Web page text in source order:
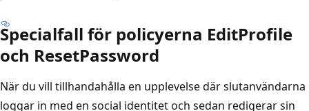
Specialfall för policyerna EditProfile
och ResetPassword
När du vill tillhandahålla en upplevelse där slutanvändarna
loggar in med en social identitet och sedan redigerar sin